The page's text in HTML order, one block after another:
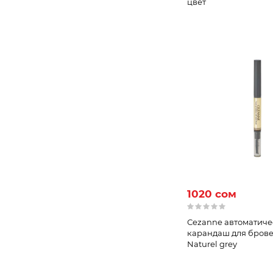
1020 сом
Сezanne
карандаш для
Naturel grey